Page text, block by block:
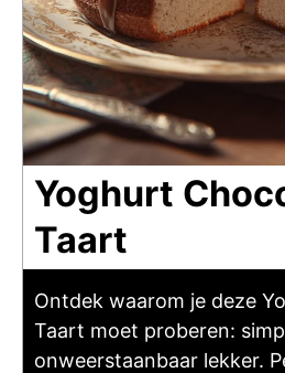
Yoghurt
Taart
Ontdek waarom je deze
Taart moet proberen:
onweerstaanbaar lekker.